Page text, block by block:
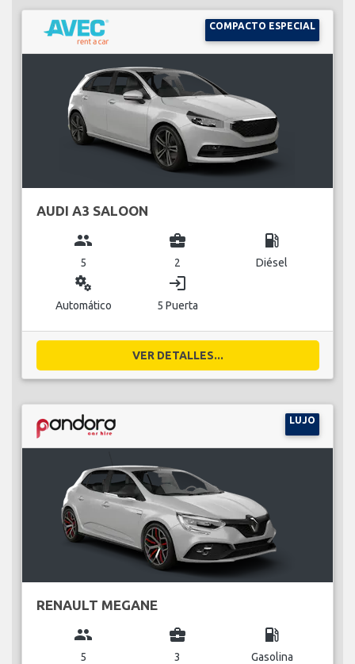
COMPACTO ESPECIAL
AUDI A3 SALOON
group
5
business_center
2
local_gas_station
Diésel
miscellaneous_services
Automático
login
5 Puerta
VER DETALLES...
LUJO
RENAULT MEGANE
group
5
business_center
3
local_gas_station
Gasolina